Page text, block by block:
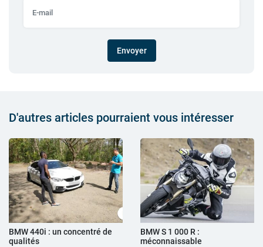
Envoyer
D'autres articles pourraient vous intéresser
BMW 440i : un concentré de
qualités
BMW S 1 000 R :
méconnaissable